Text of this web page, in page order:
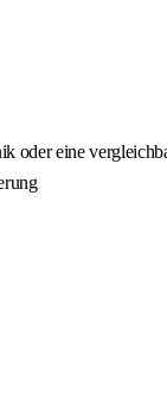
oder eine